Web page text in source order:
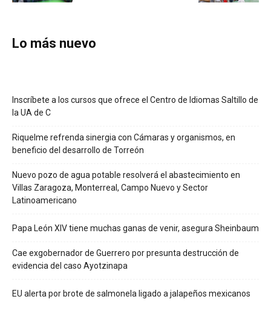
Lo más nuevo
Inscríbete a los cursos que ofrece el Centro de Idiomas Saltillo de
la UA de C
Riquelme refrenda sinergia con Cámaras y organismos, en
beneficio del desarrollo de Torreón
Nuevo pozo de agua potable resolverá el abastecimiento en
Villas Zaragoza, Monterreal, Campo Nuevo y Sector
Latinoamericano
Papa León XIV tiene muchas ganas de venir, asegura Sheinbaum
Cae exgobernador de Guerrero por presunta destrucción de
evidencia del caso Ayotzinapa
EU alerta por brote de salmonela ligado a jalapeños mexicanos